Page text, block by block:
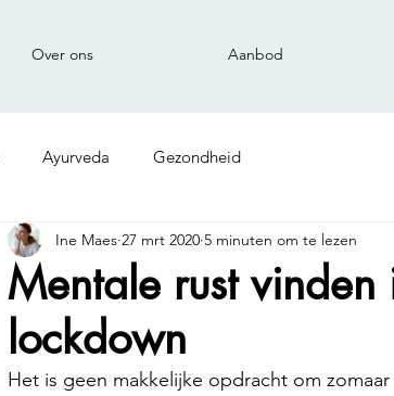
Over ons Aanbod
Ayurveda Gezondheid
Mentale rust
lockdown
Ine Maes 27 mrt 2020 5 minuten om te lezen
Het is geen makkelijke opdracht om